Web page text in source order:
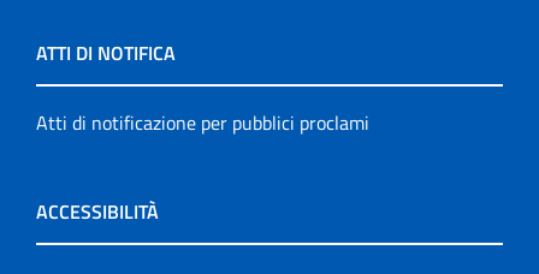
ATTI DI NOTIFICA
Atti di notificazione per pubblici proclami
ACCESSIBILITÀ